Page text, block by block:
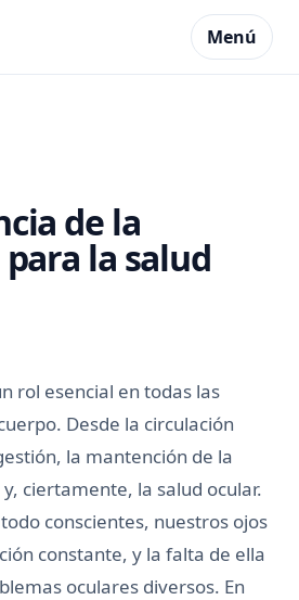
Menú
de la
la salud
rol esencial en todas las
Desde la circulación
la mantención de la
ciertamente, la salud ocular.
conscientes, nuestros ojos
constante, y la falta de ella
oculares diversos. En